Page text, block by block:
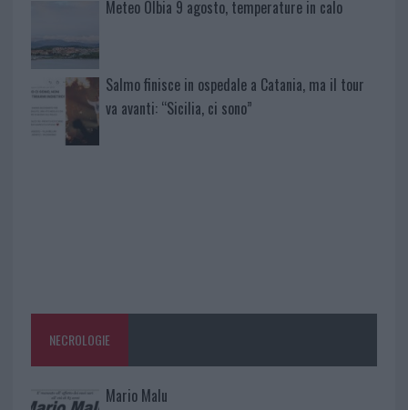
Meteo Olbia 9 agosto, temperature in calo
Salmo finisce in ospedale a Catania, ma il tour
va avanti: “Sicilia, ci sono”
NECROLOGIE
Mario Malu